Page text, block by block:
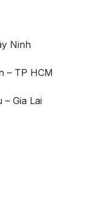
Ninh
– TP HCM
– Gia Lai